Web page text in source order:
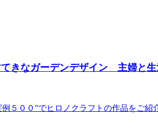
きなガーデンデザイン 主婦と
５００”でヒロノクラフトの作品をご紹